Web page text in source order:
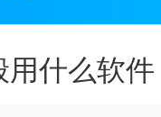
用什么软件